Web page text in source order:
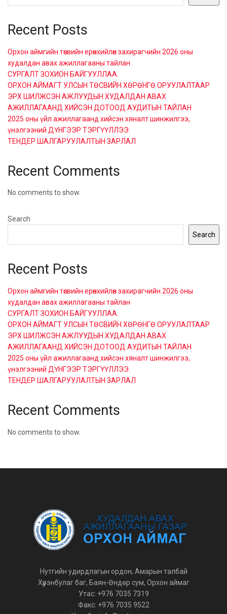
Recent Posts
Орхон аймгийн төсвийн ерөнхийлөн захирагчийн 2026 оны
худалдан авах ажиллагааны тайлан
СУРГАЛТ ЗОХИОН БАЙГУУЛЛАА.
ОРХОН АЙМАГТ УЛСЫН ТӨСВИЙН ХӨРӨНГӨ ОРУУЛАЛТААР
ЭРХ ШИЛЖСЭН АЖЛУУДЫН ХУДАЛДАН АВАХ
АЖИЛЛАГААНД ХИЙСЭН ДОТООД АУДИТЫН ТАЙЛАН
2025 оны үйл ажиллагаанд хийсэн хяналт шинжилгээ,
үнэлгээний ДҮНГЭЭР ТЭРГҮҮЛЛЭЭ.
ТЕНДЕР ШАЛГАРУУЛАЛТЫН ЗАРЛАЛ
Recent Comments
No comments to show.
Search
Search
Recent Posts
Орхон аймгийн төсвийн ерөнхийлөн захирагчийн 2026 оны
худалдан авах ажиллагааны тайлан
СУРГАЛТ ЗОХИОН БАЙГУУЛЛАА.
ОРХОН АЙМАГТ УЛСЫН ТӨСВИЙН ХӨРӨНГӨ ОРУУЛАЛТААР
ЭРХ ШИЛЖСЭН АЖЛУУДЫН ХУДАЛДАН АВАХ
АЖИЛЛАГААНД ХИЙСЭН ДОТООД АУДИТЫН ТАЙЛАН
2025 оны үйл ажиллагаанд хийсэн хяналт шинжилгээ,
үнэлгээний ДҮНГЭЭР ТЭРГҮҮЛЛЭЭ.
ТЕНДЕР ШАЛГАРУУЛАЛТЫН ЗАРЛАЛ
Recent Comments
No comments to show.
Нутгийн удирдлагын ордон, Амарын талбай
Хүрэнбулаг баг, Баян-Өндөр сум, Орхон аймаг
Утас: +976 7035 7319
Факс: +976 7035 9522